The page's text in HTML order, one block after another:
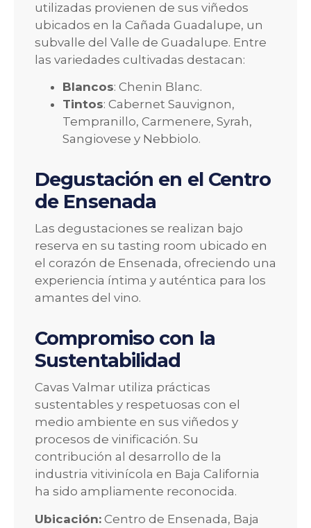
utilizadas provienen de sus viñedos
ubicados en la Cañada Guadalupe, un
subvalle del Valle de Guadalupe. Entre
las variedades cultivadas destacan:
Blancos: Chenin Blanc.
Tintos: Cabernet Sauvignon,
Tempranillo, Carmenere, Syrah,
Sangiovese y Nebbiolo.
Degustación en el Centro
de Ensenada
Las degustaciones se realizan bajo
reserva en su tasting room ubicado en
el corazón de Ensenada, ofreciendo una
experiencia íntima y auténtica para los
amantes del vino.
Compromiso con la
Sustentabilidad
Cavas Valmar utiliza prácticas
sustentables y respetuosas con el
medio ambiente en sus viñedos y
procesos de vinificación. Su
contribución al desarrollo de la
industria vitivinícola en Baja California
ha sido ampliamente reconocida.
Ubicación: Centro de Ensenada, Baja